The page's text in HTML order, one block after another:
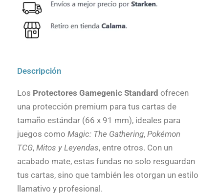
Descripción
Los Protectores Gamegenic Standard ofrecen
una protección premium para tus cartas de
tamaño estándar (66 x 91 mm), ideales para
juegos como Magic: The Gathering, Pokémon
TCG, Mitos y Leyendas, entre otros. Con un
acabado mate, estas fundas no solo resguardan
tus cartas, sino que también les otorgan un estilo
llamativo y profesional.